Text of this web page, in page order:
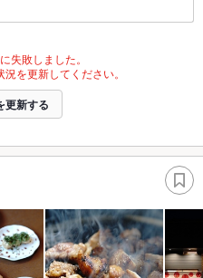
失敗しました。
を更新してください。
更新する